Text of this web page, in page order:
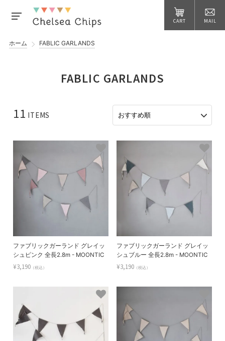
CART MAIL
ホーム FABLIC GARLANDS
FABLIC GARLANDS
11 ITEMS
ファブリックガーランド グレイッ
シュピンク 全長2.8m - MOONTIC
¥3,190 （税込）
ファブリックガーランド グレイッ
シュブルー 全長2.8m - MOONTIC
¥3,190 （税込）